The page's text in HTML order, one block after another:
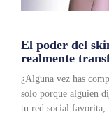
El poder del
realmente
¿Alguna vez has
solo porque alguien
tu red social favorita,